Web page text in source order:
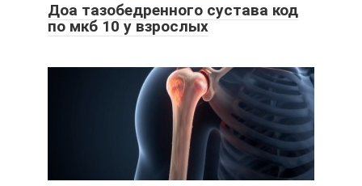
Доа тазобедренного сустава код
по мкб 10 у взрослых